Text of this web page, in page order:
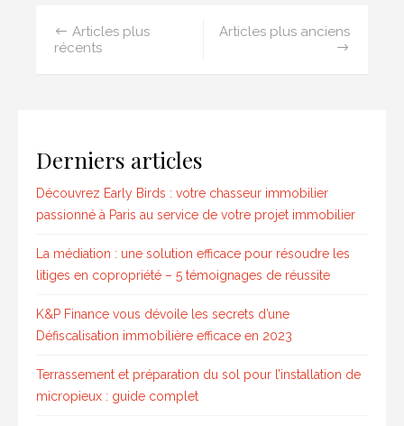
Navigation
Articles plus anciens
Articles plus
récents
Derniers articles
Découvrez Early Birds : votre chasseur immobilier
passionné à Paris au service de votre projet immobilier
La médiation : une solution efficace pour résoudre les
litiges en copropriété – 5 témoignages de réussite
K&P Finance vous dévoile les secrets d’une
Défiscalisation immobilière efficace en 2023
Terrassement et préparation du sol pour l’installation de
micropieux : guide complet